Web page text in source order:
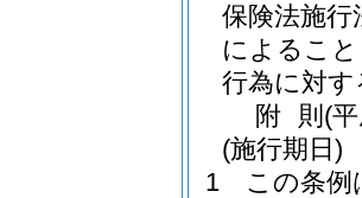
保険法施行
によるこ
行為に対
附 則 (
(施行期日)
1
この条例